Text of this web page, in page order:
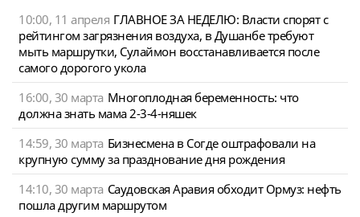
10:00, 11 апреля ГЛАВНОЕ ЗА НЕДЕЛЮ: Власти спорят с
рейтингом загрязнения воздуха, в Душанбе требуют
мыть маршрутки, Сулаймон восстанавливается после
самого дорогого укола
16:00, 30 марта Многоплодная беременность: что
должна знать мама 2-3-4-няшек
14:59, 30 марта Бизнесмена в Согде оштрафовали на
крупную сумму за празднование дня рождения
14:10, 30 марта Саудовская Аравия обходит Ормуз: нефть
пошла другим маршрутом